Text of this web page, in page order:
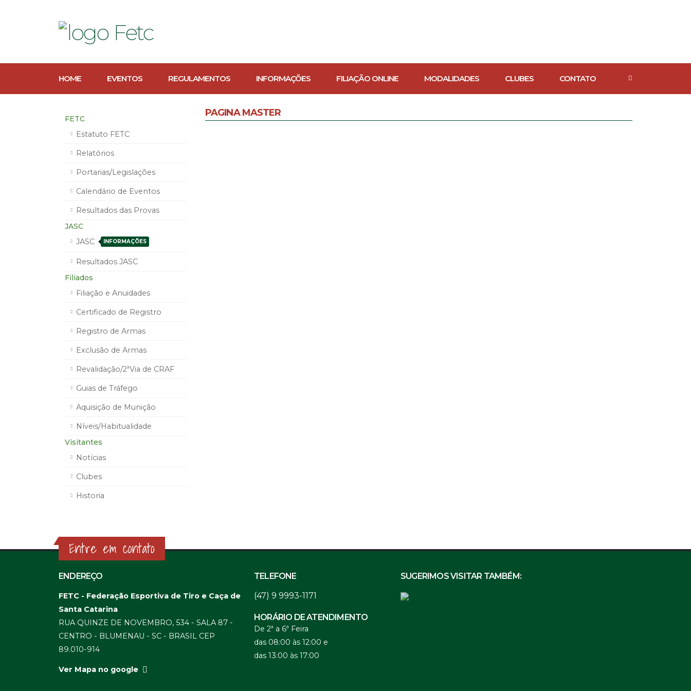
HOME EVENTOS REGULAMENTOS INFORMAÇÕES FILIAÇÃO ONLINE MODALIDADES CLUBES CONTATO
FETC
Estatuto FETC
Relatórios
Portarias/Legislações
Calendário de Eventos
Resultados das Provas
JASC
JASC
INFORMAÇÕES
Resultados JASC
Filiados
Filiação e Anuidades
Certificado de Registro
Registro de Armas
Exclusão de Armas
Revalidação/2ªVia de CRAF
Guias de Tráfego
Aquisição de Munição
Níveis/Habitualidade
Visitantes
Notícias
Clubes
Historia
PAGINA MASTER
Entre em contato
ENDEREÇO
FETC - Federação Esportiva de Tiro e Caça de
Santa Catarina
RUA QUINZE DE NOVEMBRO, 534 - SALA 87 -
CENTRO - BLUMENAU - SC - BRASIL CEP
89.010-914
Ver Mapa no google
TELEFONE
(47) 9 9993-1171
HORÁRIO DE ATENDIMENTO
De 2ª a 6ª Feira
das 08:00 às 12:00 e
das 13:00 às 17:00
SUGERIMOS VISITAR TAMBÉM: